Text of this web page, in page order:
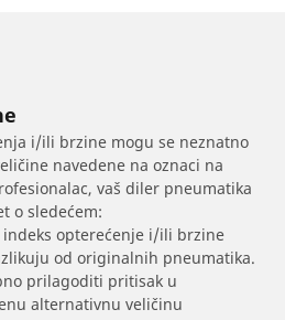
i/ili brzine mogu se neznatno
navedene na oznaci na
vaš diler pneumatika
o sledećem:
indeks opterećenje i/ili brzine
od originalnih pneumatika.
prilagoditi pritisak u
alternativnu veličinu